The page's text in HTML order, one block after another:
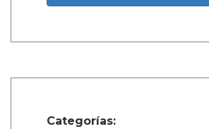
Categorías: